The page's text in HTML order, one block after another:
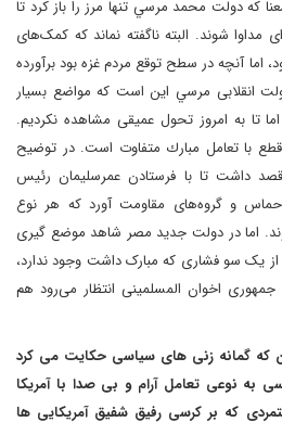
که دولت محمد مرسي تنها مرز را باز کرد تا
شوند. البته ناگفته نماند که کمک‌های
اما آنچه در سطح توقع مردم غزه بود برآورده
انقلابی مرسي اين است كه مواضع بسيار
تا به امروز تحول عمیقی مشاهده نكرديم.
با تعامل مبارك متفاوت است. در توضیح
داشت تا با فرستادن عمرسليمان رئیس
و گروه‌های مقاومت آورد که هر نوع
اما در دولت جدید مصر شاهد موضع گیری
یک سو فشاری که مبارک داشت وجود ندارد،
اخوان المسلمينی انتظار می‌رود هم
که گمانه زنی های سیاسی حکایت می کرد
نوعی تعامل آرام و بی صدا با آمریکا
که بر کرسی رفیق شفیق آمریکایی ها